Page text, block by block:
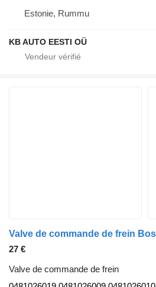
Estonie, Rummu
KB AUTO EESTI OÜ
27 €
Valve de commande de frein